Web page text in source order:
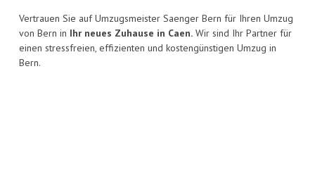
Vertrauen Sie auf Umzugsmeister Saenger Bern für Ihren Umzug
von Bern in Ihr neues Zuhause in Caen. Wir sind Ihr Partner für
einen stressfreien, effizienten und kostengünstigen Umzug in
Bern.